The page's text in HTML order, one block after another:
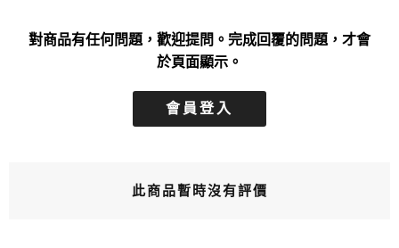
對商品有任何問題，歡迎提問。完成回覆的問題，才會
於頁面顯示。
會員登入
此商品暫時沒有評價